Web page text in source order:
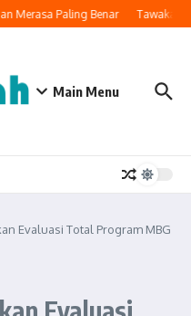
Merasa Paling Benar Tawakal:
Main Menu
Evaluasi Total Program MBG